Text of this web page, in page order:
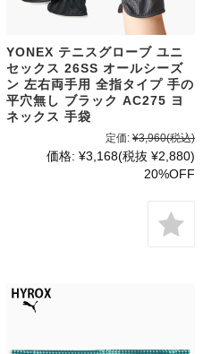
YONEX テニスグローブ ユニ
セックス 26SS オールシーズ
ン 左右両手用 全指タイプ 手の
平穴無し ブラック AC275 ヨ
ネックス 手袋
定価: ¥3,960(税込)
価格: ¥3,168(税抜 ¥2,880)
20%OFF